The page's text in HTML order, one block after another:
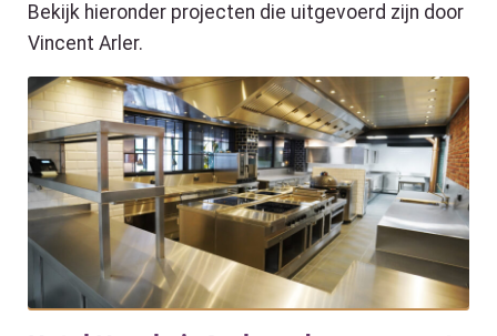
Bekijk hieronder projecten die uitgevoerd zijn door
Vincent Arler.